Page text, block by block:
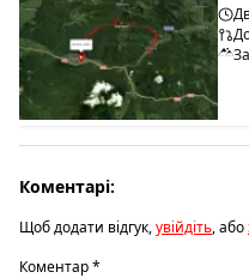
Коментарі:
Щоб додати відгук,увійдіть, або
Коментар*